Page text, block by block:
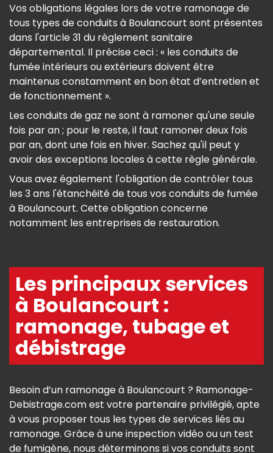
Vos obligations légales lors de votre ramonage de
tous types de conduits à Boulancourt sont présentes
dans l'article 31 du règlement sanitaire
départemental. Il précise ceci : « les conduits de
fumée intérieurs ou extérieurs doivent être
maintenus constamment en bon état d’entretien et
de fonctionnement ».
Les conduits de gaz ne sont à ramoner qu'une seule
fois par an ; pour le reste, il faut ramoner deux fois
par an, dont une fois en hiver. Sachez qu'il peut y
avoir des exceptions locales à cette règle générale.
Vous avez également l'obligation de contrôler tous
les 3 ans l'étanchéité de tous vos conduits de fumée
à Boulancourt. Cette obligation concerne
notamment les entreprises de restauration.
Les principaux services
à Boulancourt :
ramonage, tubage et
débistrage
Besoin d’un ramonage à Boulancourt ? Ramonage-
Debistrage.com est votre partenaire privilégié, apte
à vous proposer tous les types de services liés au
ramonage. Grâce à une inspection vidéo ou un test
de fumigène, nous déterminons si vos conduits sont